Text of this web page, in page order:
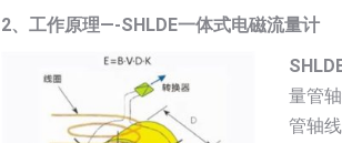
2、工作原理—-SHLDE一体式电磁流量计
量管
管轴